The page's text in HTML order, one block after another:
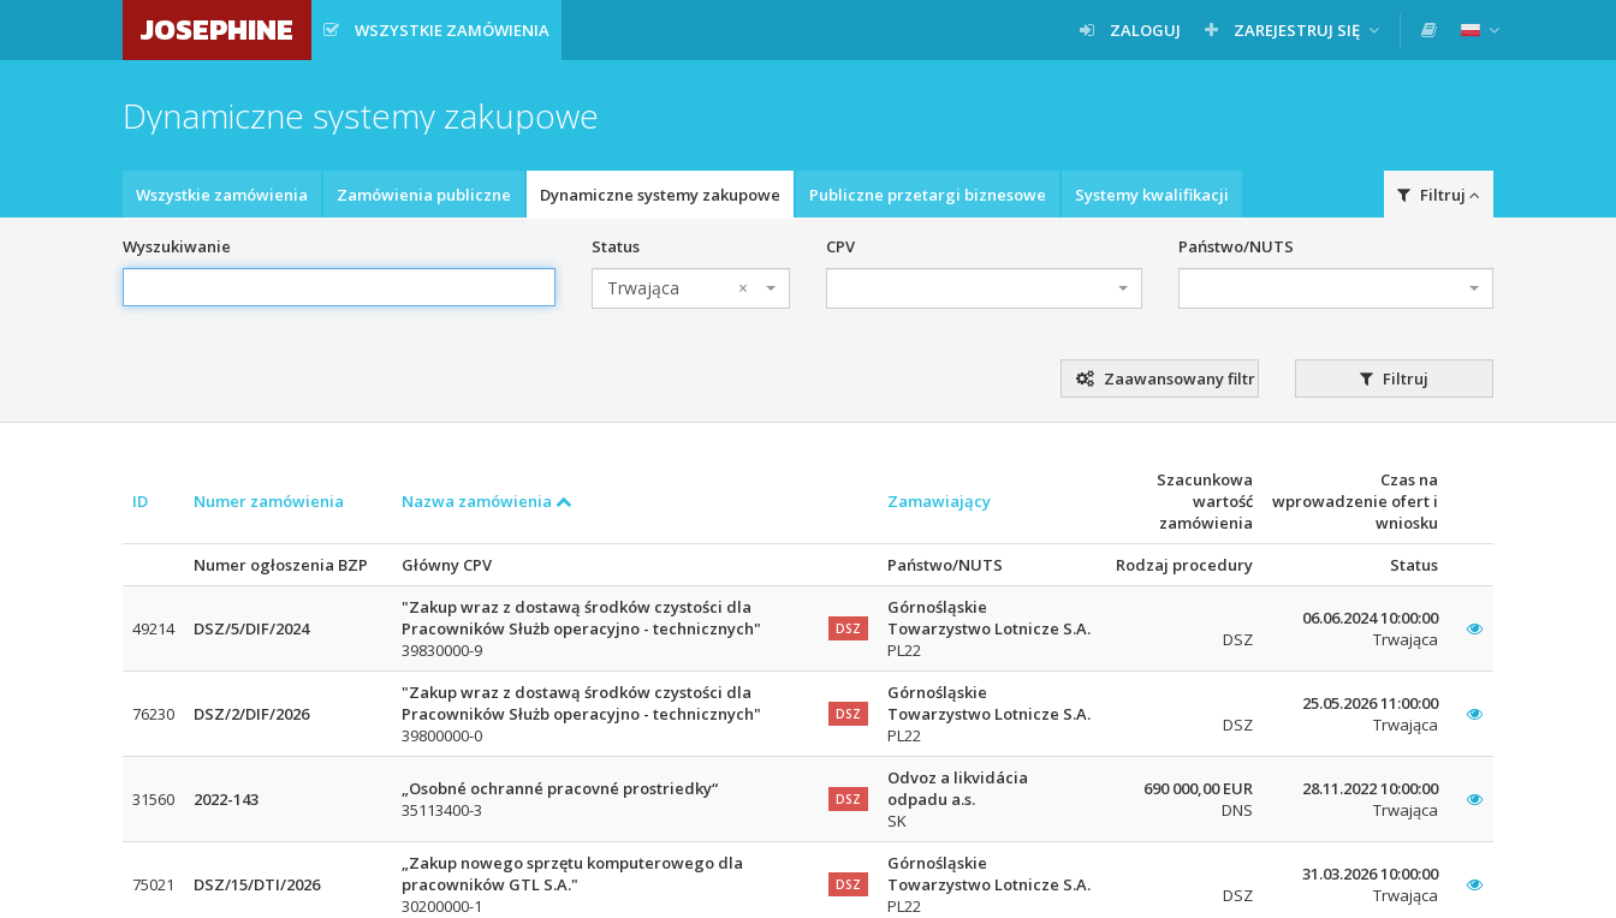
JOSEPHINE WSZYSTKIE ZAMÓWIENIA ZALOGUJ ZAREJESTRUJ SIĘ
Dynamiczne systemy zakupowe
Wszystkie zamówienia Zamówienia publiczne Dynamiczne systemy zakupowe Publiczne przetargi biznesowe Systemy kwalifikacji Filtruj
Wyszukiwanie Status
×
Trwająca
CPV Państwo/NUTS
Zaawansowany filtr Filtruj
ID Numer zamówienia Nazwa zamówienia Zamawiający
Szacunkowa
wartość
zamówienia
Czas na
wprowadzenie ofert i
wniosku
Numer ogłoszenia BZP
Główny CPV Państwo/NUTS Rodzaj procedury Status
49214 DSZ/5/DIF/2024
"Zakup wraz z dostawą środków czystości dla
Pracowników Służb operacyjno - technicznych"
39830000-9
DSZ
Górnośląskie
Towarzystwo Lotnicze S.A.
PL22
DSZ
06.06.2024 10:00:00
Trwająca
76230 DSZ/2/DIF/2026
"Zakup wraz z dostawą środków czystości dla
Pracowników Służb operacyjno - technicznych"
39800000-0
DSZ
Górnośląskie
Towarzystwo Lotnicze S.A.
PL22
DSZ
25.05.2026 11:00:00
Trwająca
31560 2022-143
„Osobné ochranné pracovné prostriedky“
35113400-3
DSZ
Odvoz a likvidácia
odpadu a.s.
SK
690 000,00 EUR
DNS
28.11.2022 10:00:00
Trwająca
75021 DSZ/15/DTI/2026
„Zakup nowego sprzętu komputerowego dla
pracowników GTL S.A."
30200000-1
DSZ
Górnośląskie
Towarzystwo Lotnicze S.A.
PL22
DSZ
31.03.2026 10:00:00
Trwająca